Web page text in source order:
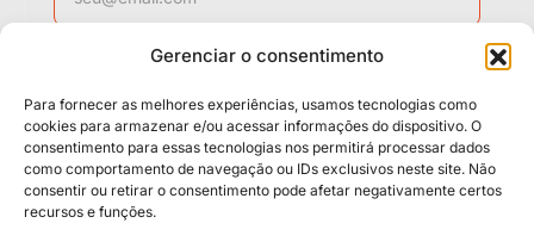
Gerenciar o consentimento
Para fornecer as melhores experiências, usamos tecnologias como
cookies para armazenar e/ou acessar informações do dispositivo. O
consentimento para essas tecnologias nos permitirá processar dados
como comportamento de navegação ou IDs exclusivos neste site. Não
consentir ou retirar o consentimento pode afetar negativamente certos
recursos e funções.
Solicitar contato